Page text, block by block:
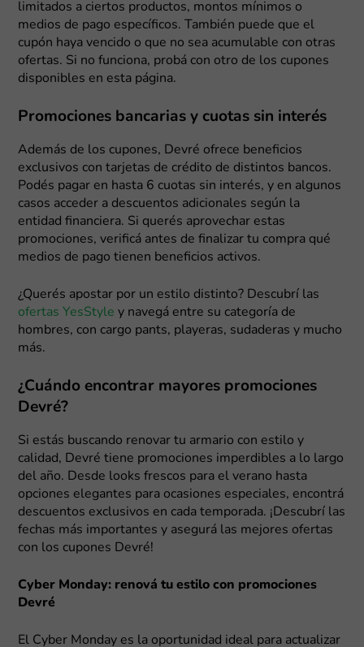
limitados a ciertos productos, montos mínimos o
medios de pago específicos. También puede que el
cupón haya vencido o que no sea acumulable con otras
ofertas. Si no funciona, probá con otro de los cupones
disponibles en esta página.
Promociones bancarias y cuotas sin interés
Además de los cupones, Devré ofrece beneficios
exclusivos con tarjetas de crédito de distintos bancos.
Podés pagar en hasta 6 cuotas sin interés, y en algunos
casos acceder a descuentos adicionales según la
entidad financiera. Si querés aprovechar estas
promociones, verificá antes de finalizar tu compra qué
medios de pago tienen beneficios activos.
¿Querés apostar por un estilo distinto? Descubrí las
ofertas YesStyle y navegá entre su categoría de
hombres, con cargo pants, playeras, sudaderas y mucho
más.
¿Cuándo encontrar mayores promociones
Devré?
Si estás buscando renovar tu armario con estilo y
calidad, Devré tiene promociones imperdibles a lo largo
del año. Desde looks frescos para el verano hasta
opciones elegantes para ocasiones especiales, encontrá
descuentos exclusivos en cada temporada. ¡Descubrí las
fechas más importantes y asegurá las mejores ofertas
con los cupones Devré!
Cyber Monday: renová tu estilo con promociones
Devré
El Cyber Monday es la oportunidad ideal para actualizar